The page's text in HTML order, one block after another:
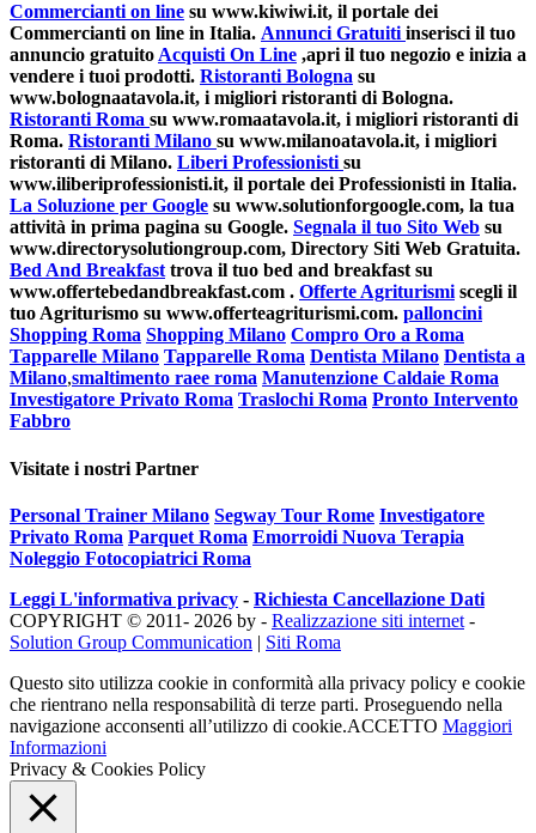
Commercianti on line su www.kiwiwi.it, il portale dei
Commercianti on line in Italia. Annunci Gratuitiinserisci il tuo
annuncio gratuitoAcquisti On Line ,apri il tuo negozio e inizia a
vendere i tuoi prodotti. Ristoranti Bologna su
www.bolognaatavola.it, i migliori ristoranti di Bologna.
Ristoranti Roma su www.romaatavola.it, i migliori ristoranti di
Roma. Ristoranti Milano su www.milanoatavola.it, i migliori
ristoranti di Milano. Liberi Professionistisu
www.iliberiprofessionisti.it, il portale dei Professionisti in Italia.
La Soluzione per Google su www.solutionforgoogle.com, la tua
attività in prima pagina su Google. Segnala il tuo Sito Web su
www.directorysolutiongroup.com, Directory Siti Web Gratuita.
Bed And Breakfasttrova il tuo bed and breakfast su
www.offertebedandbreakfast.com . Offerte Agriturismiscegli il
tuo Agriturismo su www.offerteagriturismi.com. palloncini
Shopping Roma Shopping Milano Compro Oro a Roma
Tapparelle Milano Tapparelle Roma Dentista Milano Dentista a
Milano,smaltimento raee roma Manutenzione Caldaie Roma
Investigatore Privato Roma Traslochi Roma Pronto Intervento
Fabbro
Visitate i nostri Partner
Personal Trainer Milano Segway Tour Rome Investigatore
Privato Roma Parquet Roma Emorroidi Nuova Terapia
Noleggio Fotocopiatrici Roma
Leggi L'informativa privacy - Richiesta Cancellazione Dati
COPYRIGHT © 2011- 2026 by - Realizzazione siti internet -
Solution Group Communication | Siti Roma
Questo sito utilizza cookie in conformità alla privacy policy e cookie
che rientrano nella responsabilità di terze parti. Proseguendo nella
navigazione acconsenti all’utilizzo di cookie.ACCETTO Maggiori
Informazioni
Privacy & Cookies Policy